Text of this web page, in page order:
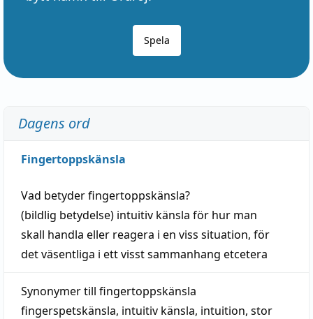
Spela
Dagens ord
Fingertoppskänsla
Vad betyderfingertoppskänsla?
(bildlig betydelse) intuitiv känsla för hur man
skall handla eller reagera i en viss situation, för
det väsentliga i ett visstsammanhang etcetera
Synonymer till fingertoppskänsla
fingerspetskänsla, intuitiv känsla, intuition, stor